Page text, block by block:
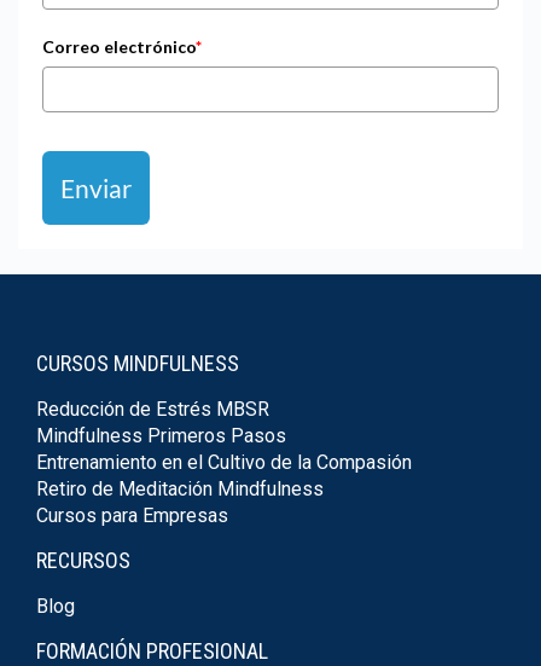
Correo electrónico*
Enviar
CURSOS MINDFULNESS
Reducción de Estrés MBSR
Mindfulness Primeros Pasos
Entrenamiento en el Cultivo de la Compasión
Retiro de Meditación Mindfulness
Cursos para Empresas
RECURSOS
Blog
FORMACIÓN PROFESIONAL